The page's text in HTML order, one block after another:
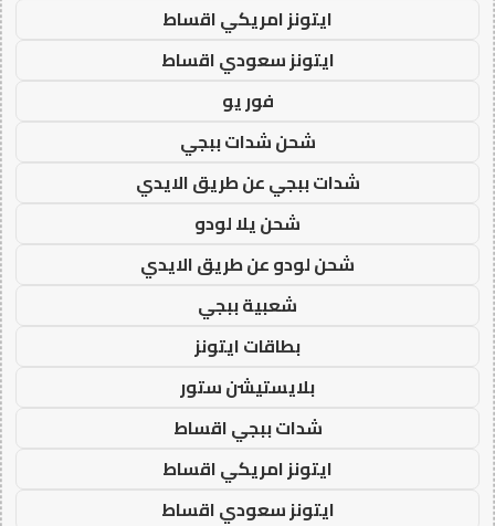
ايتونز امريكي اقساط
ايتونز سعودي اقساط
فور يو
شحن شدات ببجي
شدات ببجي عن طريق الايدي
شحن يلا لودو
شحن لودو عن طريق الايدي
شعبية ببجي
بطاقات ايتونز
بلايستيشن ستور
شدات ببجي اقساط
ايتونز امريكي اقساط
ايتونز سعودي اقساط